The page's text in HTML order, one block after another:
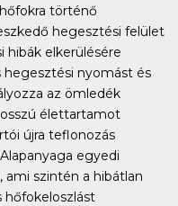
történő
hegesztési felület
hibák elkerülésére
hegesztési nyomást és
az ömledék
élettartamot
újra teflonozás
egyedi
szintén a hibátlan